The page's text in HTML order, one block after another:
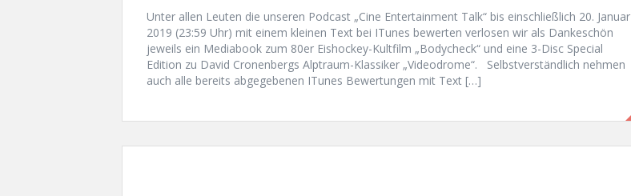
Unter allen Leuten die unseren Podcast „Cine Entertainment Talk“ bis einschließlich 20. Januar
2019 (23:59 Uhr) mit einem kleinen Text bei ITunes bewerten verlosen wir als Dankeschön
jeweils ein Mediabook zum 80er Eishockey-Kultfilm „Bodycheck“ und eine 3-Disc Special
Edition zu David Cronenbergs Alptraum-Klassiker „Videodrome“. Selbstverständlich nehmen
auch alle bereits abgegebenen ITunes Bewertungen mit Text […]